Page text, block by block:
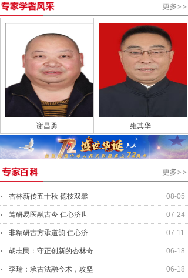
谢昌勇 雍其华
08-05
杏林薪传五十秋 德技双馨
07-24
笃研易医融古今 仁心济世
07-11
非精研古方承道韵 仁心济
06-18
胡志民：守正创新的杏林奇
06-18
李瑞：承古法融今术，攻坚